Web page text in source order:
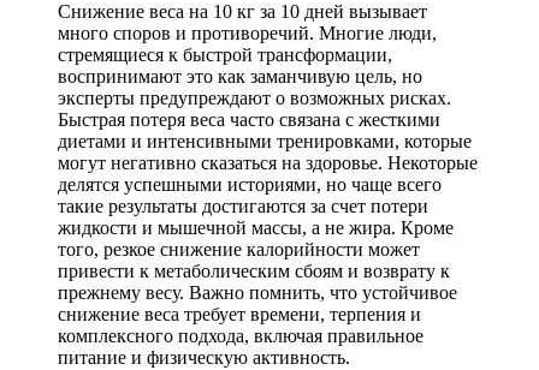
Снижение веса на 10 кг за 10 дней вызывает
много споров и противоречий. Многие люди,
стремящиеся к быстрой трансформации,
воспринимают это как заманчивую цель, но
эксперты предупреждают о возможных рисках.
Быстрая потеря веса часто связана с жесткими
диетами и интенсивными тренировками, которые
могут негативно сказаться на здоровье. Некоторые
делятся успешными историями, но чаще всего
такие результаты достигаются за счет потери
жидкости и мышечной массы, а не жира. Кроме
того, резкое снижение калорийности может
привести к метаболическим сбоям и возврату к
прежнему весу. Важно помнить, что устойчивое
снижение веса требует времени, терпения и
комплексного подхода, включая правильное
питание и физическую активность.